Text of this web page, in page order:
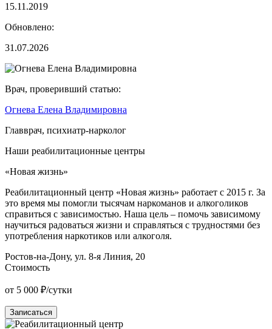
15.11.2019
Обновлено:
31.07.2026
Врач, проверивший статью:
Огнева Елена Владимировна
Главврач, психиатр-нарколог
Наши реабилитационные центры
«Новая жизнь»
Реабилитационный центр «Новая жизнь» работает с 2015 г. За
это время мы помогли тысячам наркоманов и алкоголиков
справиться с зависимостью. Наша цель – помочь зависимому
научиться радоваться жизни и справляться с трудностями без
употребления наркотиков или алкоголя.
Ростов-на-Дону, ул. 8-я Линия, 20
Стоимость
от 5 000 ₽/сутки
Записаться